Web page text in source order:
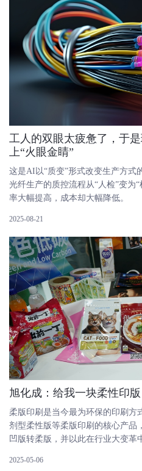
工人的双眼太疲惫了，于
上“火眼金睛”
这是AI以“质变”形式改变生产方式
光纤生产的质控流程从“人检”变为
率大幅提高，成本却大幅降低。
2025-08-21
旭化成：给我一块柔性印
柔版印刷是当今最为环保的印刷方
剂型柔性版等柔版印刷的核心产品
凹版转柔版，并以此在行业大变革
2025-05-06